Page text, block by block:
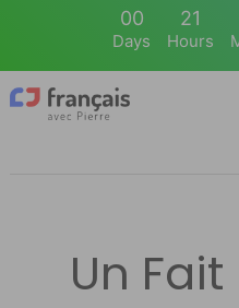
Un Fait
00
Days
21
Hours